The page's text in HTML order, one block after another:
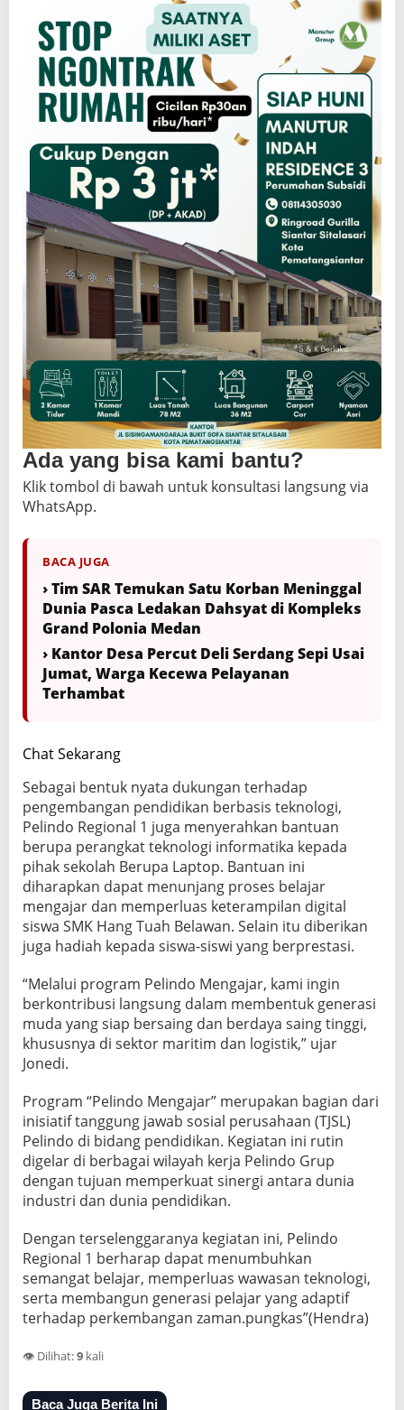
Ada yang bisa kami bantu?
Klik tombol di bawah untuk konsultasi langsung via
WhatsApp.
BACA JUGA
› Tim SAR Temukan Satu Korban Meninggal
Dunia Pasca Ledakan Dahsyat di Kompleks
Grand Polonia Medan
› Kantor Desa Percut Deli Serdang Sepi Usai
Jumat, Warga Kecewa Pelayanan
Terhambat
Chat Sekarang
Sebagai bentuk nyata dukungan terhadap
pengembangan pendidikan berbasis teknologi,
Pelindo Regional 1 juga menyerahkan bantuan
berupa perangkat teknologi informatika kepada
pihak sekolah Berupa Laptop. Bantuan ini
diharapkan dapat menunjang proses belajar
mengajar dan memperluas keterampilan digital
siswa SMK Hang Tuah Belawan. Selain itu diberikan
juga hadiah kepada siswa-siswi yang berprestasi.
“Melalui program Pelindo Mengajar, kami ingin
berkontribusi langsung dalam membentuk generasi
muda yang siap bersaing dan berdaya saing tinggi,
khususnya di sektor maritim dan logistik,” ujar
Jonedi.
Program “Pelindo Mengajar” merupakan bagian dari
inisiatif tanggung jawab sosial perusahaan (TJSL)
Pelindo di bidang pendidikan. Kegiatan ini rutin
digelar di berbagai wilayah kerja Pelindo Grup
dengan tujuan memperkuat sinergi antara dunia
industri dan dunia pendidikan.
Dengan terselenggaranya kegiatan ini, Pelindo
Regional 1 berharap dapat menumbuhkan
semangat belajar, memperluas wawasan teknologi,
serta membangun generasi pelajar yang adaptif
terhadap perkembangan zaman.pungkas”(Hendra)
👁️ Dilihat:9 kali
Baca Juga Berita Ini